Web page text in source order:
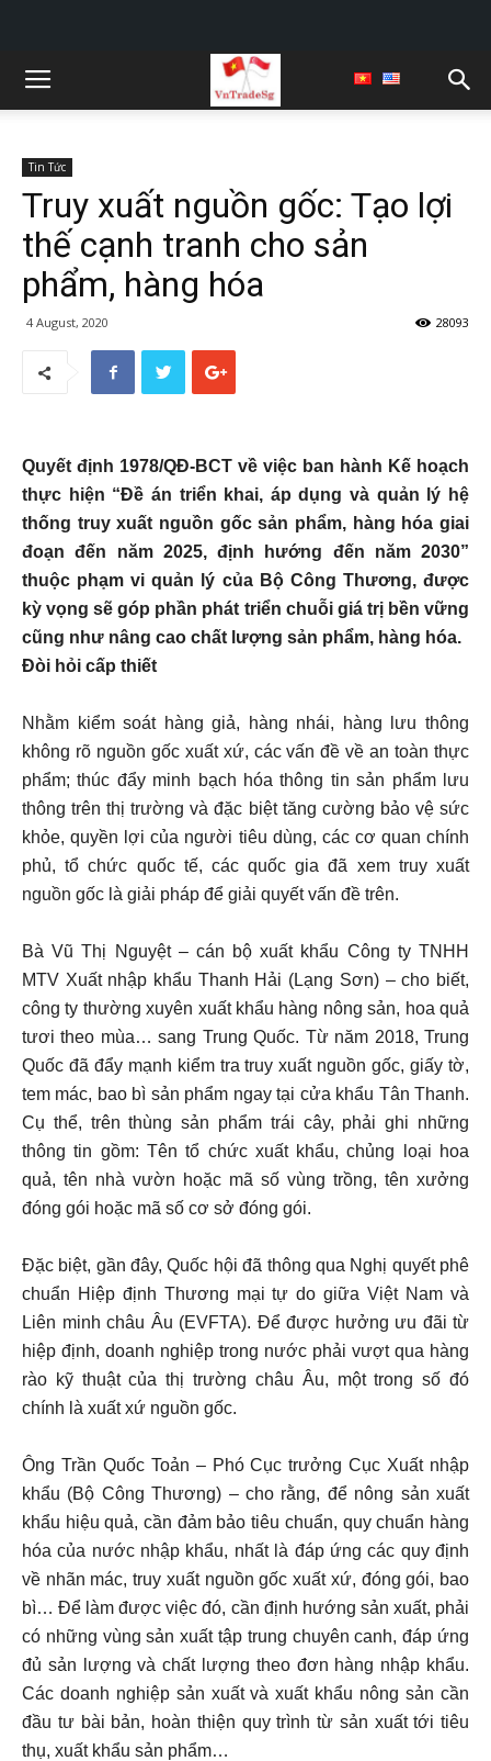
Tin Tức
Truy xuất nguồn gốc: Tạo lợi
thế cạnh tranh cho sản
phẩm, hàng hóa
4 August, 2020 28093
Quyết định 1978/QĐ-BCT về việc ban hành Kế hoạch
thực hiện “Đề án triển khai, áp dụng và quản lý hệ
thống truy xuất nguồn gốc sản phẩm, hàng hóa giai
đoạn đến năm 2025, định hướng đến năm 2030”
thuộc phạm vi quản lý của Bộ Công Thương, được
kỳ vọng sẽ góp phần phát triển chuỗi giá trị bền vững
cũng như nâng cao chất lượng sản phẩm, hàng hóa.
Đòi hỏi cấp thiết
Nhằm kiểm soát hàng giả, hàng nhái, hàng lưu thông
không rõ nguồn gốc xuất xứ, các vấn đề về an toàn thực
phẩm; thúc đẩy minh bạch hóa thông tin sản phẩm lưu
thông trên thị trường và đặc biệt tăng cường bảo vệ sức
khỏe, quyền lợi của người tiêu dùng, các cơ quan chính
phủ, tổ chức quốc tế, các quốc gia đã xem truy xuất
nguồn gốc là giải pháp để giải quyết vấn đề trên.
Bà Vũ Thị Nguyệt – cán bộ xuất khẩu Công ty TNHH
MTV Xuất nhập khẩu Thanh Hải (Lạng Sơn) – cho biết,
công ty thường xuyên xuất khẩu hàng nông sản, hoa quả
tươi theo mùa… sang Trung Quốc. Từ năm 2018, Trung
Quốc đã đẩy mạnh kiểm tra truy xuất nguồn gốc, giấy tờ,
tem mác, bao bì sản phẩm ngay tại cửa khẩu Tân Thanh.
Cụ thể, trên thùng sản phẩm trái cây, phải ghi những
thông tin gồm: Tên tổ chức xuất khẩu, chủng loại hoa
quả, tên nhà vườn hoặc mã số vùng trồng, tên xưởng
đóng gói hoặc mã số cơ sở đóng gói.
Đặc biệt, gần đây, Quốc hội đã thông qua Nghị quyết phê
chuẩn Hiệp định Thương mại tự do giữa Việt Nam và
Liên minh châu Âu (EVFTA). Để được hưởng ưu đãi từ
hiệp định, doanh nghiệp trong nước phải vượt qua hàng
rào kỹ thuật của thị trường châu Âu, một trong số đó
chính là xuất xứ nguồn gốc.
Ông Trần Quốc Toản – Phó Cục trưởng Cục Xuất nhập
khẩu (Bộ Công Thương) – cho rằng, để nông sản xuất
khẩu hiệu quả, cần đảm bảo tiêu chuẩn, quy chuẩn hàng
hóa của nước nhập khẩu, nhất là đáp ứng các quy định
về nhãn mác, truy xuất nguồn gốc xuất xứ, đóng gói, bao
bì… Để làm được việc đó, cần định hướng sản xuất, phải
có những vùng sản xuất tập trung chuyên canh, đáp ứng
đủ sản lượng và chất lượng theo đơn hàng nhập khẩu.
Các doanh nghiệp sản xuất và xuất khẩu nông sản cần
đầu tư bài bản, hoàn thiện quy trình từ sản xuất tới tiêu
thụ, xuất khẩu sản phẩm…